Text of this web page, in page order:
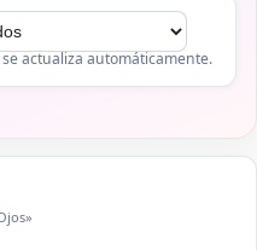
actualiza automáticamente.